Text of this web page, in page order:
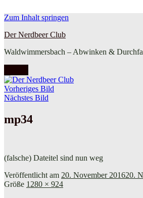
Zum Inhalt springen
Der Nerdbeer Club
Waldwimmersbach – Abwinken &
Vorheriges Bild
Nächstes Bild
mp34
(falsche) Dateitel sind nun weg
Veröffentlicht am 20. November 201620.
Größe 1280 × 924